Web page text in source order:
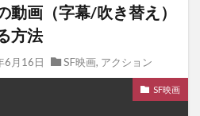
動画（字幕/吹き替え）
方法
6月16日 SF映画, アクション
SF映画